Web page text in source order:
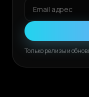
Только релизы и